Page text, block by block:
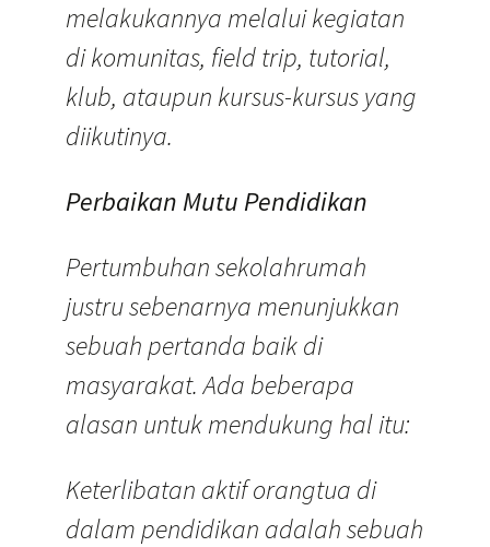
melakukannya melalui kegiatan
di komunitas, field trip, tutorial,
klub, ataupun kursus-kursus yang
diikutinya.
Perbaikan Mutu Pendidikan
Pertumbuhan sekolahrumah
justru sebenarnya menunjukkan
sebuah pertanda baik di
masyarakat. Ada beberapa
alasan untuk mendukung hal itu:
Keterlibatan aktif orangtua di
dalam pendidikan adalah sebuah